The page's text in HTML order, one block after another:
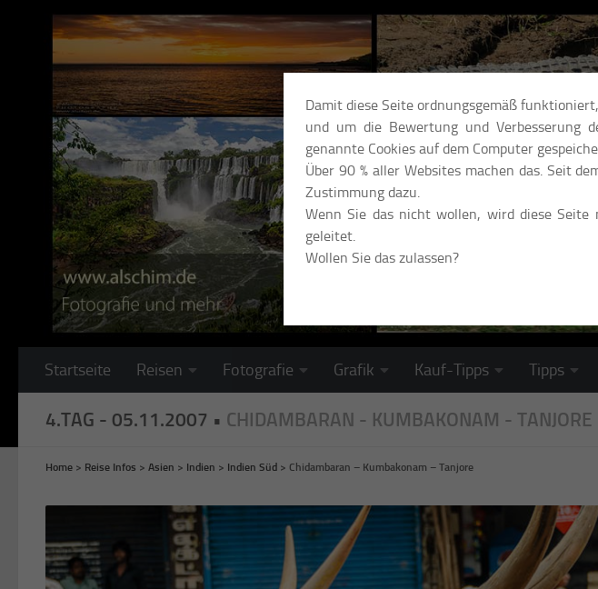
Damit diese Seite ordnungsgemäß funktioniert,
und um die Bewertung und Verbesserung
genannte Cookies auf dem Computer
Über 90 % aller Websites machen das. Seit
Zustimmung dazu.
Wenn Sie das nicht wollen, wird diese
geleitet.
Wollen Sie das zulassen?
Unter dem Inhalt
Startseite Reisen Fotografie Grafik Kauf-Tipps Tipps
4.TAG - 05.11.2007 • CHIDAMBARAN - KUMBAKONAM - TANJORE
Home > Reise Infos > Asien > Indien > Indien Süd > Chidambaran – Kumbakonam – Tanjore